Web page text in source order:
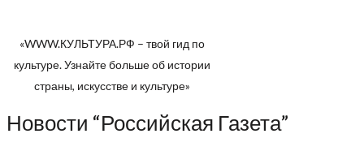
«WWW.КУЛЬТУРА.РФ – твой гид по
культуре. Узнайте больше об истории
страны, искусстве и культуре»
Новости “Российская Газета”